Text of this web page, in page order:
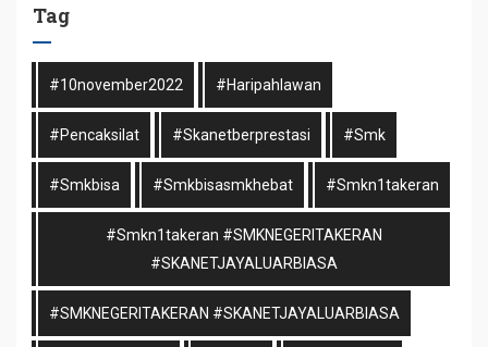
Tag
#10november2022 #haripahlawan
#pencaksilat #skanetberprestasi #smk
#smkbisa #smkbisasmkhebat #smkn1takeran
#smkn1takeran #SMKNEGERITAKERAN
#SKANETJAYALUARBIASA
#SMKNEGERITAKERAN #SKANETJAYALUARBIASA